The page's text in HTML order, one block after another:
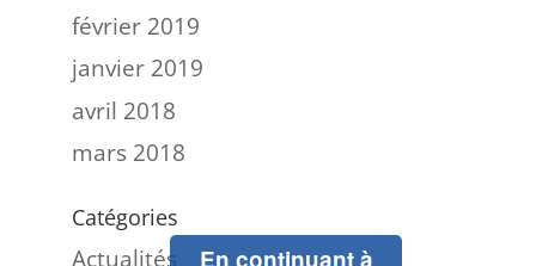
février 2019
janvier 2019
avril 2018
mars 2018
Catégories
Actualités En continuant à